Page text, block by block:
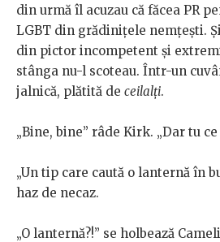
din urmă îl acuzau că făcea PR
LGBT din grădinițele nemțești.
din pictor incompetent și
stânga nu-l scoteau. Într-un
jalnică, plătită de ceilalți.
„Bine, bine” râde Kirk. „Dar tu ce
„Un tip care caută o lanternă în
haz de necaz.
„O lanternă?!” se holbează